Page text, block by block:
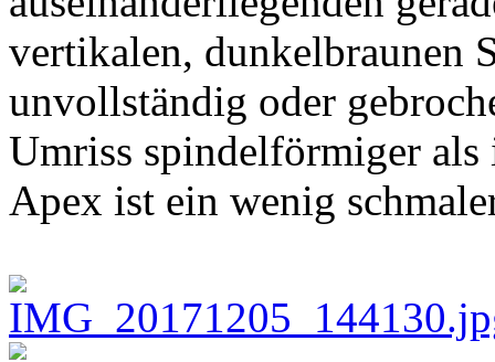
vertikalen, dunkelbraunen
unvollständig oder
Umriss spindelförmiger als
Apex ist ein wenig